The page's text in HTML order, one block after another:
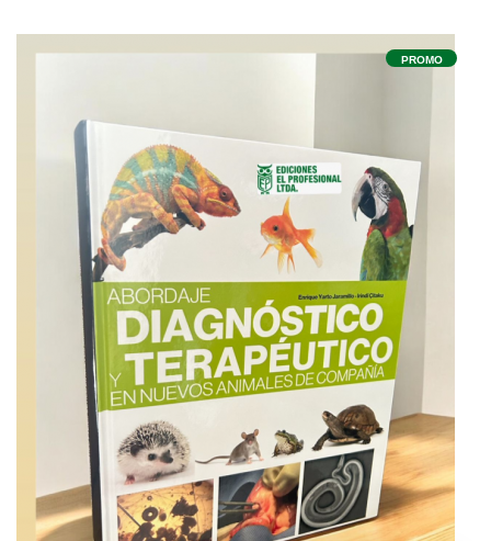
PROMO